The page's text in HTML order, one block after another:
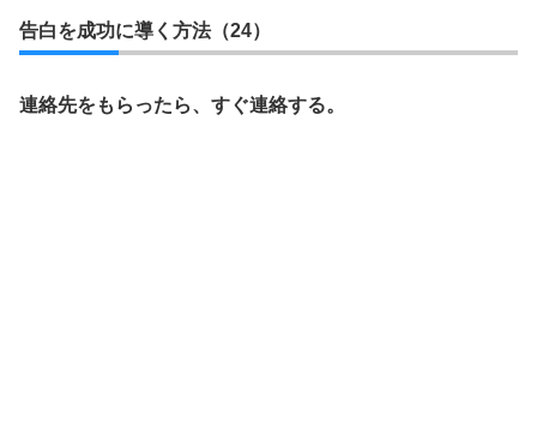
告白を成功に導く方法（24）
連絡先をもらったら、すぐ連絡する。